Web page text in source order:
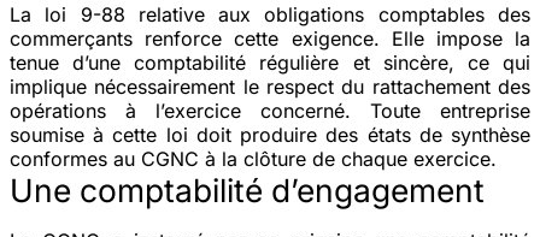
La loi 9-88 relative aux obligations comptables des
commerçants renforce cette exigence. Elle impose la
tenue d’une comptabilité régulière et sincère, ce qui
implique nécessairement le respect du rattachement des
opérations à l’exercice concerné. Toute entreprise
soumise à cette loi doit produire des états de synthèse
conformes au CGNC à la clôture de chaque exercice.
Une comptabilité d’engagement